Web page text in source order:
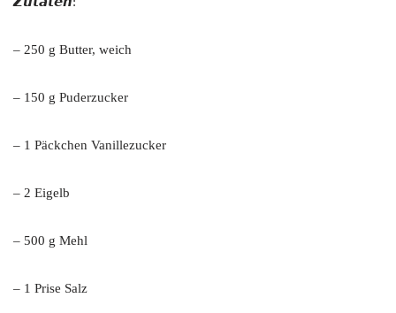
– 250 g Butter, weich
– 150 g Puderzucker
– 1 Päckchen Vanillezucker
– 2 Eigelb
– 500 g Mehl
– 1 Prise Salz